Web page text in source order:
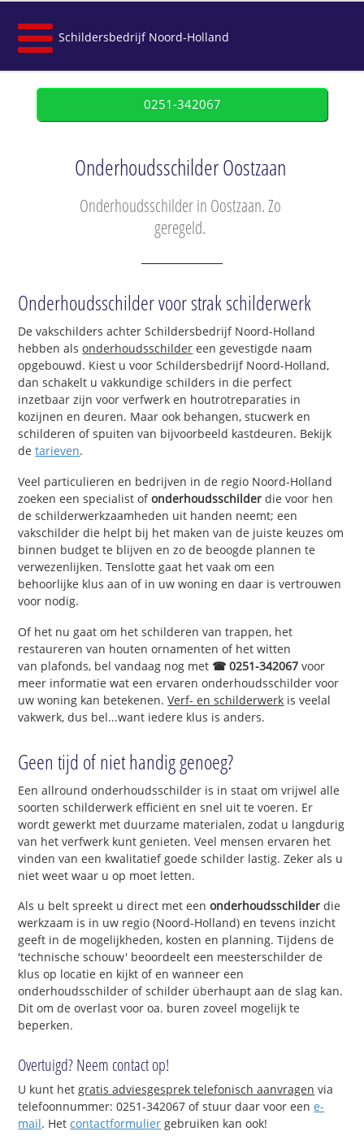
Schildersbedrijf Noord-Holland
0251-342067
Onderhoudsschilder Oostzaan
Onderhoudsschilder in Oostzaan. Zo
geregeld.
Onderhoudsschilder voor strak schilderwerk
De vakschilders achter Schildersbedrijf Noord-Holland
hebben alsonderhoudsschilder een gevestigde naam
opgebouwd. Kiest u voor Schildersbedrijf Noord-Holland,
dan schakelt u vakkundige schilders in die perfect
inzetbaar zijn voor verfwerk en houtrotreparaties in
kozijnen en deuren. Maar ook behangen, stucwerk en
schilderen of spuiten van bijvoorbeeld kastdeuren. Bekijk
detarieven.
Veel particulieren en bedrijven in de regio Noord-Holland
zoeken een specialist ofonderhoudsschilder die voor hen
de schilderwerkzaamheden uit handen neemt; een
vakschilder die helpt bij het maken van de juiste keuzes om
binnen budget te blijven en zo de beoogde plannen te
verwezenlijken. Tenslotte gaat het vaak om een
behoorlijke klus aan of in uw woning en daar is vertrouwen
voor nodig.
Of het nu gaat om het schilderen van trappen, het
restaureren van houten ornamenten of het witten
van plafonds, bel vandaag nog met ☎ 0251-342067 voor
meer informatie wat een ervaren onderhoudsschilder voor
uw woning kan betekenen.Verf- en schilderwerk is veelal
vakwerk, dus bel...want iedere klus is anders.
Geen tijd of niet handig genoeg?
Een allround onderhoudsschilder is in staat om vrijwel alle
soorten schilderwerk efficiënt en snel uit te voeren. Er
wordt gewerkt met duurzame materialen, zodat u langdurig
van het verfwerk kunt genieten. Veel mensen ervaren het
vinden van een kwalitatief goede schilder lastig. Zeker als u
niet weet waar u op moet letten.
Als u belt spreekt u direct met eenonderhoudsschilder die
werkzaam is in uw regio (Noord-Holland) en tevens inzicht
geeft in de mogelijkheden, kosten en planning. Tijdens de
'technische schouw' beoordeelt een meesterschilder de
klus op locatie en kijkt of en wanneer een
onderhoudsschilder of schilder überhaupt aan de slag kan.
Dit om de overlast voor oa. buren zoveel mogelijk te
beperken.
Overtuigd? Neem contact op!
U kunt hetgratis adviesgesprek telefonisch aanvragen via
telefoonnummer: 0251-342067 of stuur daar voor eene-
mail. Hetcontactformulier gebruiken kan ook!